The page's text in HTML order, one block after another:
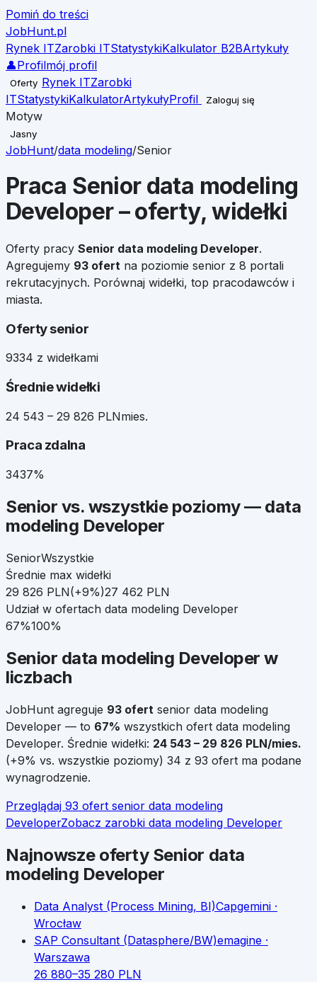
Pomiń do treści
JobHunt.pl
Rynek ITZarobki ITStatystykiKalkulator B2BArtykuły
👤Profilmój profil
Oferty Rynek ITZarobki
ITStatystykiKalkulatorArtykułyProfil Zaloguj się
Motyw
Jasny
JobHunt/data modeling/Senior
Praca Senior data modeling
Developer– oferty, widełki
Oferty pracy Senior data modeling Developer.
Agregujemy 93 ofert na poziomie senior z 8 portali
rekrutacyjnych. Porównaj widełki, top pracodawców i
miasta.
Oferty senior
9334 z widełkami
Średnie widełki
24 543 – 29 826 PLNmies.
Praca zdalna
3437%
Senior vs. wszystkie poziomy — data
modeling Developer
SeniorWszystkie
Średnie max widełki
29 826 PLN(+9%)27 462 PLN
Udział w ofertach data modeling Developer
67%100%
Senior data modeling Developer w
liczbach
JobHunt agreguje 93 ofert senior data modeling
Developer — to 67% wszystkich ofert data modeling
Developer. Średnie widełki: 24 543 – 29 826 PLN/mies.
(+9% vs. wszystkie poziomy) 34 z 93 ofert ma podane
wynagrodzenie.
Przeglądaj 93 ofert senior data modeling
DeveloperZobacz zarobki data modeling Developer
Najnowsze oferty Senior data
modeling Developer
Data Analyst (Process Mining, BI)Capgemini ·
Wrocław
SAP Consultant (Datasphere/BW)emagine ·
Warszawa
26 880–35 280 PLN